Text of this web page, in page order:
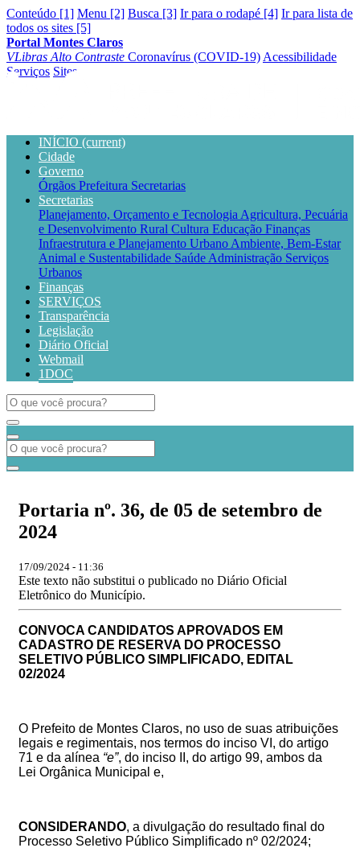
Conteúdo [1] Menu [2] Busca [3] Ir para o rodapé [4] Ir para lista de
todos os sites [5]
Portal Montes Claros
VLibras Alto Contraste Coronavírus (COVID-19) Acessibilidade
Serviços Sites
INÍCIO (current)
Cidade
Governo
Órgãos Prefeitura Secretarias
Secretarias
Planejamento, Orçamento e Tecnologia Agricultura, Pecuária
e Desenvolvimento Rural Cultura Educação Finanças
Infraestrutura e Planejamento Urbano Ambiente, Bem-Estar
Animal e Sustentabilidade Saúde Administração Serviços
Urbanos
Finanças
SERVIÇOS
Transparência
Legislação
Diário Oficial
Webmail
1DOC
Portaria nº. 36, de 05 de setembro de
2024
17/09/2024 - 11:36
Este texto não substitui o publicado no Diário Oficial
Eletrônico do Município.
CONVOCA CANDIDATOS APROVADOS EM
CADASTRO DE RESERVA DO PROCESSO
SELETIVO PÚBLICO SIMPLIFICADO, EDITAL
02/2024
O Prefeito de Montes Claros, no uso de suas atribuições
legais e regimentais, nos termos do inciso VI, do artigo
71 e da alínea “e”, do inciso II, do artigo 99, ambos da
Lei Orgânica Municipal e,
CONSIDERANDO, a divulgação do resultado final do
Processo Seletivo Público Simplificado nº 02/2024;